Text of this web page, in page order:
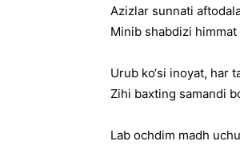
Azizlar sunnati
Minib shabdizi
Urub ko‘si inoyat, har
Zihi baxting samandi
Lab ochdim madh